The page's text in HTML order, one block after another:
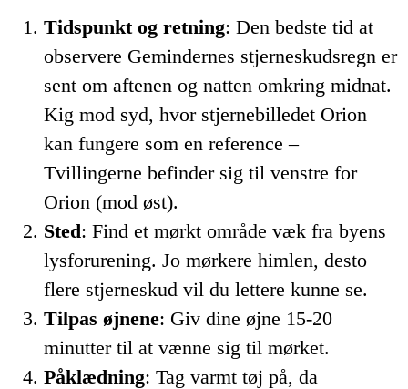
Tidspunkt og retning: Den bedste tid at
observere Gemindernes stjerneskudsregn er
sent om aftenen og natten omkring midnat.
Kig mod syd, hvor stjernebilledet Orion
kan fungere som en reference –
Tvillingerne befinder sig til venstre for
Orion (mod øst).
Sted: Find et mørkt område væk fra byens
lysforurening. Jo mørkere himlen, desto
flere stjerneskud vil du lettere kunne se.
Tilpas øjnene: Giv dine øjne 15-20
minutter til at vænne sig til mørket.
Påklædning: Tag varmt tøj på, da